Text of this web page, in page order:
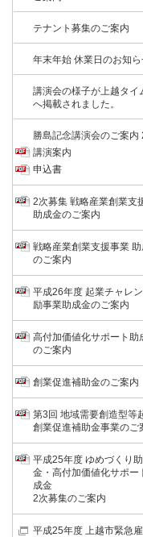
テナント募集のご案内
年末年始 休業日のお知
講演会の様子が上越タイ
へ掲載されました。
勝島記念講演会のご案内
講演案内
申込書
2次募集 戦略産業創業支
助成金のご案内
戦略産業創業支援事業
のご案内
平成26年度 起業チャレ
励事業助成金のご案内
高付加価値化サポート助
のご案内
創業促進補助金のご案内
第3回 地域需要創造型等
創業促進補助金事業のご
平成25年度 ゆめづくり
金・高付加価値化サポー
成金
2次募集のご案内
平成25年度 上越市緊急